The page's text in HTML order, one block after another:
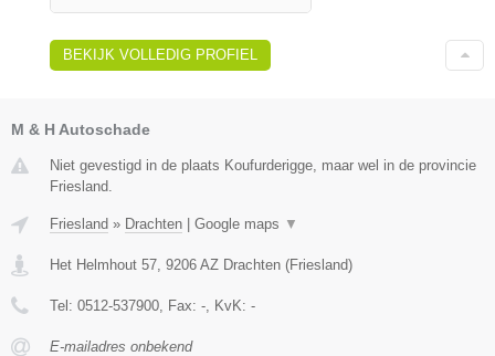
BEKIJK VOLLEDIG PROFIEL
M & H Autoschade
Niet gevestigd in de plaats Koufurderigge, maar wel in de provincie
Friesland.
Friesland » Drachten | Google maps ▼
Het Helmhout 57 9206 AZ Drachten (Friesland)
Tel: 0512-537900 , Fax: - , KvK: -
E-mailadres onbekend